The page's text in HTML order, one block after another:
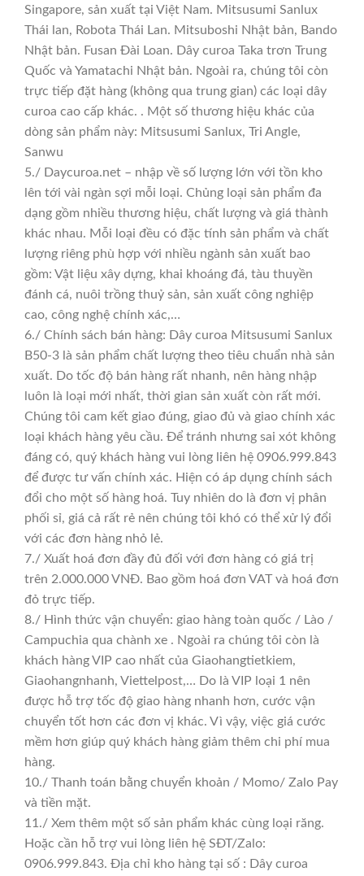
Singapore, sản xuất tại Việt Nam. Mitsusumi Sanlux
Thái lan, Robota Thái Lan. Mitsuboshi Nhật bản, Bando
Nhật bản. Fusan Đài Loan. Dây curoa Taka trơn Trung
Quốc và Yamatachi Nhật bản. Ngoài ra, chúng tôi còn
trực tiếp đặt hàng (không qua trung gian) các loại dây
curoa cao cấp khác. . Một số thương hiệu khác của
dòng sản phẩm này: Mitsusumi Sanlux, Tri Angle,
Sanwu
5./ Daycuroa.net – nhập về số lượng lớn với tồn kho
lên tới vài ngàn sợi mỗi loại. Chủng loại sản phẩm đa
dạng gồm nhiều thương hiệu, chất lượng và giá thành
khác nhau. Mỗi loại đều có đặc tính sản phẩm và chất
lượng riêng phù hợp với nhiều ngành sản xuất bao
gồm: Vật liệu xây dựng, khai khoáng đá, tàu thuyền
đánh cá, nuôi trồng thuỷ sản, sản xuất công nghiệp
cao, công nghệ chính xác,…
6./ Chính sách bán hàng: Dây curoa Mitsusumi Sanlux
B50-3 là sản phẩm chất lượng theo tiêu chuẩn nhà sản
xuất. Do tốc độ bán hàng rất nhanh, nên hàng nhập
luôn là loại mới nhất, thời gian sản xuất còn rất mới.
Chúng tôi cam kết giao đúng, giao đủ và giao chính xác
loại khách hàng yêu cầu. Để tránh nhưng sai xót không
đáng có, quý khách hàng vui lòng liên hệ 0906.999.843
để được tư vấn chính xác. Hiện có áp dụng chính sách
đổi cho một số hàng hoá. Tuy nhiên do là đơn vị phân
phối sỉ, giá cả rất rẻ nên chúng tôi khó có thể xử lý đổi
với các đơn hàng nhỏ lẻ.
7./ Xuất hoá đơn đầy đủ đối với đơn hàng có giá trị
trên 2.000.000 VNĐ. Bao gồm hoá đơn VAT và hoá đơn
đỏ trực tiếp.
8./ Hình thức vận chuyển: giao hàng toàn quốc / Lào /
Campuchia qua chành xe . Ngoài ra chúng tôi còn là
khách hàng VIP cao nhất của Giaohangtietkiem,
Giaohangnhanh, Viettelpost,… Do là VIP loại 1 nên
được hỗ trợ tốc độ giao hàng nhanh hơn, cước vận
chuyển tốt hơn các đơn vị khác. Vì vậy, việc giá cước
mềm hơn giúp quý khách hàng giảm thêm chi phí mua
hàng.
10./ Thanh toán bằng chuyển khoản / Momo/ Zalo Pay
và tiền mặt.
11./ Xem thêm một số sản phẩm khác cùng loại răng.
Hoặc cần hỗ trợ vui lòng liên hệ SĐT/Zalo:
0906.999.843. Địa chỉ kho hàng tại số : Dây curoa